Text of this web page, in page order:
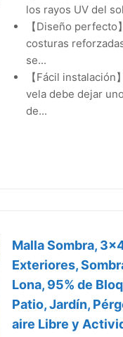
los rayos UV del
【Diseño
costuras
se...
【Fácil
vela debe dejar
de...
Malla Sombra,
Exteriores,
Lona, 95% de
Patio, Jardín,
aire Libre y